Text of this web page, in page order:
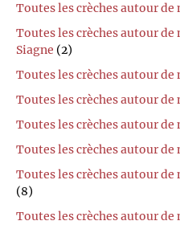
Toutes les crèches autour de
Toutes les crèches autour
Siagne (2)
Toutes les crèches autour de
Toutes les crèches autour
Toutes les crèches autour de
Toutes les crèches autour de
Toutes les crèches autour
(8)
Toutes les crèches autour de